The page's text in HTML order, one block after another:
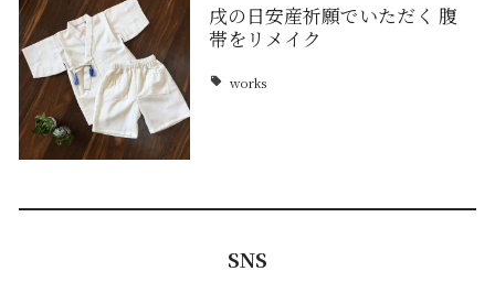
戌の日安産祈願でいただく 腹
帯をリメイク
works
SNS